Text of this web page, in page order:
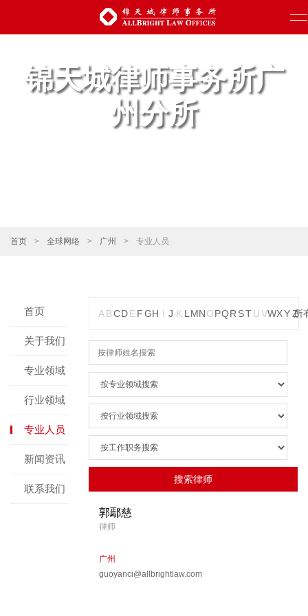
锦天城律师事务所广
州分所
首页 > 全球网络 > 广州 > 专业人员
首页
关于我们
专业领域
行业领域
专业人员
新闻资讯
联系我们
ABCDE FGH I J K L MNOPQR STUVWXYZ
所
郭鄢慈
律师
广州
guoyanci@allbrightlaw.com